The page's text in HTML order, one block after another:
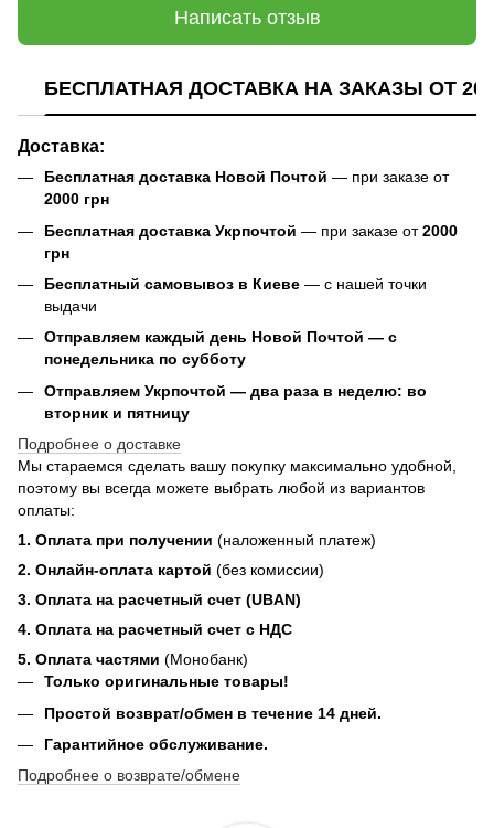
Написать отзыв
БЕСПЛАТНАЯ ДОСТАВКА НА ЗАКАЗЫ ОТ
Доставка:
Бесплатная доставка Новой Почтой — при заказе от
2000 грн
Бесплатная доставка Укрпочтой — при заказе от2000
грн
Бесплатный самовывоз в Киеве — с нашей точки
выдачи
Отправляем каждый день Новой Почтой — с
понедельника по субботу
Отправляем Укрпочтой — два раза в неделю: во
вторник и пятницу
Подробнее о доставке
Мы стараемся сделать вашу покупку максимально удобной,
поэтому вы всегда можете выбрать любой из вариантов
оплаты:
1. Оплата при получении (наложенный платеж)
2. Онлайн-оплата картой (без комиссии)
3. Оплата на расчетный счет (UBAN)
4. Оплата на расчетный счет с НДС
5. Оплата частями (Монобанк)
Только оригинальные товары!
Простой возврат/обмен в течение 14 дней.
Гарантийное обслуживание.
Подробнее о возврате/обмене